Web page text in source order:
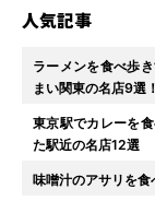
人気記事
ラーメンを食べ歩
まい関東の名店9選！
東京駅でカレーを
た駅近の名店12選
味噌汁のアサリを食